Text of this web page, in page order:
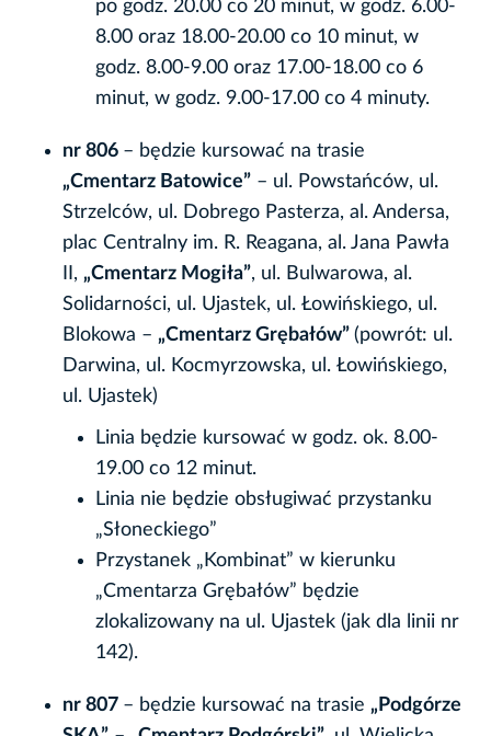
po godz. 20.00 co 20 minut, w godz. 6.00-
8.00 oraz 18.00-20.00 co 10 minut, w
godz. 8.00-9.00 oraz 17.00-18.00 co 6
minut, w godz. 9.00-17.00 co 4 minuty.
nr 806 – będzie kursować na trasie
„Cmentarz Batowice” – ul. Powstańców, ul.
Strzelców, ul. Dobrego Pasterza, al. Andersa,
plac Centralny im. R. Reagana, al. Jana Pawła
II, „Cmentarz Mogiła”, ul. Bulwarowa, al.
Solidarności, ul. Ujastek, ul. Łowińskiego, ul.
Blokowa – „Cmentarz Grębałów” (powrót: ul.
Darwina, ul. Kocmyrzowska, ul. Łowińskiego,
ul. Ujastek)
Linia będzie kursować w godz. ok. 8.00-
19.00 co 12 minut.
Linia nie będzie obsługiwać przystanku
„Słoneckiego”
Przystanek „Kombinat” w kierunku
„Cmentarza Grębałów” będzie
zlokalizowany na ul. Ujastek (jak dla linii nr
142).
nr 807 – będzie kursować na trasie „Podgórze